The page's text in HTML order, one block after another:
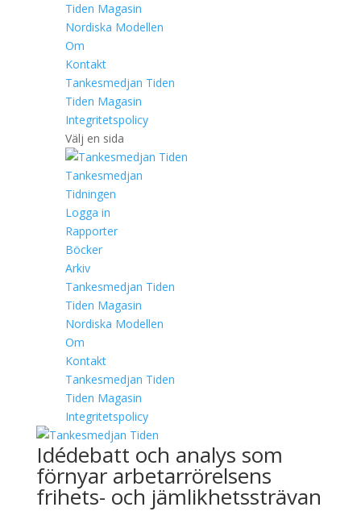
Tiden Magasin
Nordiska Modellen
Om
Kontakt
Tankesmedjan Tiden
Tiden Magasin
Integritetspolicy
Välj en sida
Tankesmedjan
Tidningen
Logga in
Rapporter
Böcker
Arkiv
Tankesmedjan Tiden
Tiden Magasin
Nordiska Modellen
Om
Kontakt
Tankesmedjan Tiden
Tiden Magasin
Integritetspolicy
Idédebatt och analys som
förnyar arbetarrörelsens
frihets- och jämlikhetssträvan